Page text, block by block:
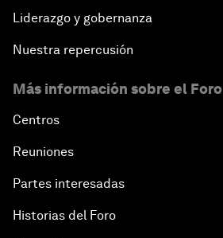
Liderazgo y gobernanza
Nuestra repercusión
Más información sobre el Foro
Centros
Reuniones
Partes interesadas
Historias del Foro